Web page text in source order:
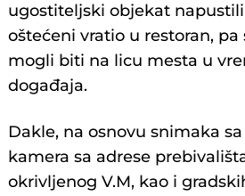
ugostiteljski objekat
oštećeni vratio u restoran,
mogli biti na licu mesta u
događaja.
Dakle, na osnovu snimaka
kamera sa adrese
okrivljenog V.M, kao i